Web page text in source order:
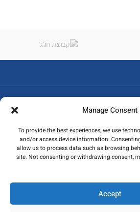
Manage Consent
To provide the best experiences, we use
and/or access device information.
allow us to process data such as browsing
site. Not consenting or withdrawing consent,
Accept
פליז ונירוסטה ומתן פתרונות גמר מתקדמים
קאסם